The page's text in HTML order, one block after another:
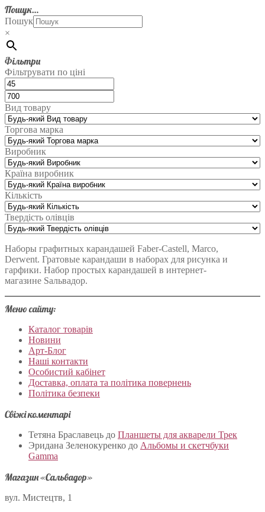
Пошук…
Пошук
×
Фільтри
Фільтрувати по ціні
Вид товару
Торгова марка
Виробник
Країна виробник
Кількість
Твердість олівців
Наборы графитных карандашей Faber-Castell, Marco,
Derwent. Гратовые карандаши в наборах для рисунка и
гарфики. Набор простых карандашей в интернет-
магазине Sальвадор.
Меню сайту:
Каталог товарів
Новини
Арт-Блог
Наші контакти
Особистий кабінет
Доставка, оплата та політика повернень
Політика безпеки
Свіжі коментарі
Тетяна Браславець до Планшеты для акварели Трек
Эридана Зеленокуренко до Альбомы и скетчбуки
Gamma
Магазин «Сальвадор»
вул. Мистецтв, 1